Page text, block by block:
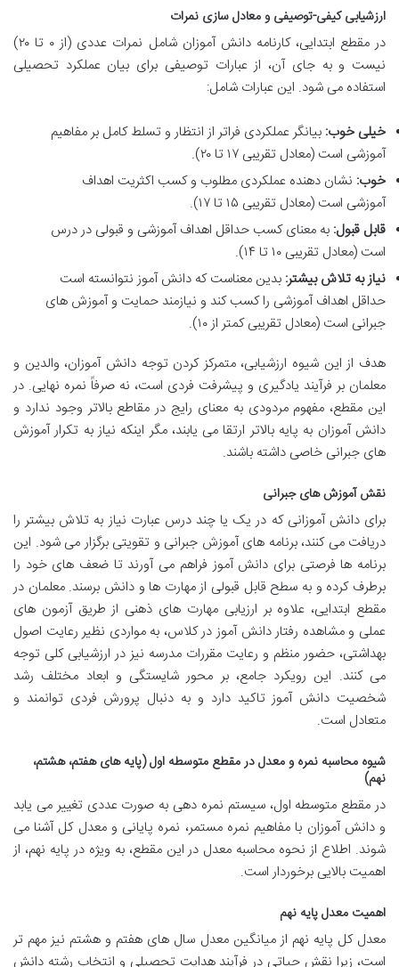
ارزشیابی کیفی-توصیفی و معادل سازی نمرات
در مقطع ابتدایی، کارنامه دانش آموزان شامل نمرات عددی (از ۰ تا ۲۰)
نیست و به جای آن، از عبارات توصیفی برای بیان عملکرد تحصیلی
استفاده می شود. این عبارات شامل:
خیلی خوب: بیانگر عملکردی فراتر از انتظار و تسلط کامل بر مفاهیم
آموزشی است (معادل تقریبی ۱۷ تا ۲۰).
خوب: نشان دهنده عملکردی مطلوب و کسب اکثریت اهداف
آموزشی است (معادل تقریبی ۱۵ تا ۱۷).
قابل قبول: به معنای کسب حداقل اهداف آموزشی و قبولی در درس
است (معادل تقریبی ۱۰ تا ۱۴).
نیاز به تلاش بیشتر: بدین معناست که دانش آموز نتوانسته است
حداقل اهداف آموزشی را کسب کند و نیازمند حمایت و آموزش های
جبرانی است (معادل تقریبی کمتر از ۱۰).
هدف از این شیوه ارزشیابی، متمرکز کردن توجه دانش آموزان، والدین و
معلمان بر فرآیند یادگیری و پیشرفت فردی است، نه صرفاً نمره نهایی. در
این مقطع، مفهوم مردودی به معنای رایج در مقاطع بالاتر وجود ندارد و
دانش آموزان به پایه بالاتر ارتقا می یابند، مگر اینکه نیاز به تکرار آموزش
های جبرانی خاصی داشته باشند.
نقش آموزش های جبرانی
برای دانش آموزانی که در یک یا چند درس عبارت نیاز به تلاش بیشتر را
دریافت می کنند، برنامه های آموزش جبرانی و تقویتی برگزار می شود. این
برنامه ها فرصتی برای دانش آموز فراهم می آورند تا ضعف های خود را
برطرف کرده و به سطح قابل قبولی از مهارت ها و دانش برسند. معلمان در
مقطع ابتدایی، علاوه بر ارزیابی مهارت های ذهنی از طریق آزمون های
عملی و مشاهده رفتار دانش آموز در کلاس، به مواردی نظیر رعایت اصول
بهداشتی، حضور منظم و رعایت مقررات مدرسه نیز در ارزشیابی کلی توجه
می کنند. این رویکرد جامع، بر محور شایستگی و ابعاد مختلف رشد
شخصیت دانش آموز تاکید دارد و به دنبال پرورش فردی توانمند و
متعادل است.
شیوه محاسبه نمره و معدل در مقطع متوسطه اول (پایه های هفتم، هشتم،
نهم)
در مقطع متوسطه اول، سیستم نمره دهی به صورت عددی تغییر می یابد
و دانش آموزان با مفاهیم نمره مستمر، نمره پایانی و معدل کل آشنا می
شوند. اطلاع از نحوه محاسبه معدل در این مقطع، به ویژه در پایه نهم، از
اهمیت بالایی برخوردار است.
اهمیت معدل پایه نهم
معدل کل پایه نهم از میانگین معدل سال های هفتم و هشتم نیز مهم تر
است، زیرا نقش حیاتی در فرآیند هدایت تحصیلی و انتخاب رشته دانش